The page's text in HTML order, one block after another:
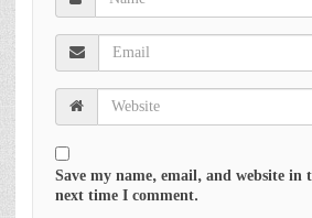
Save my name, email, and website in
next time I comment.